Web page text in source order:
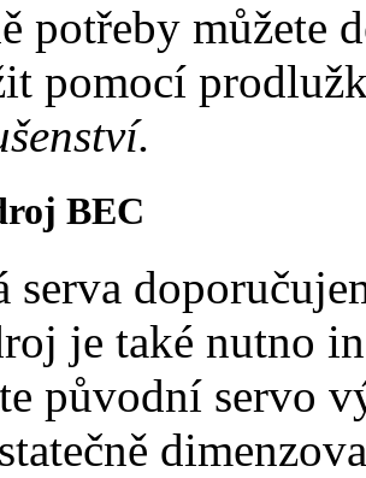
potřeby můžete
pomocí
BEC
serva
je také nutno
původní servo